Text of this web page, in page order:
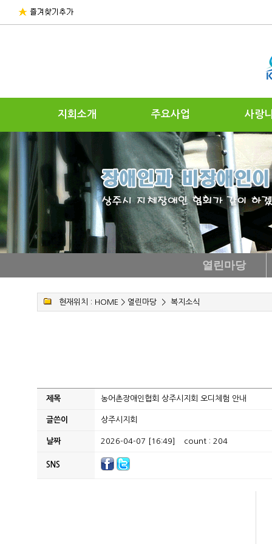
지회소개 주요사업 사랑
열린마당
현재위치 : HOME > 열린마당> 복지소식
제목 농어촌장애인협회 상주시지회 오디체험 안내
글쓴이 상주시지회
날짜 2026-04-07 [16:49] count : 204
SNS